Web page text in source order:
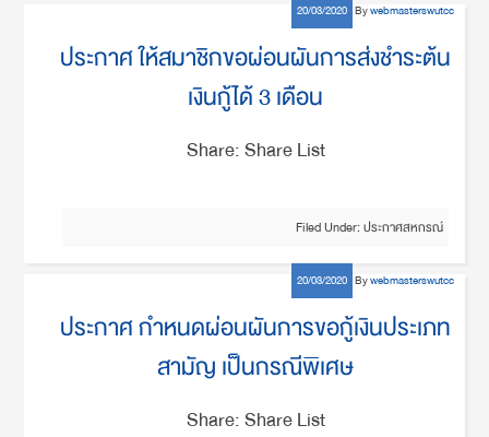
20/03/2020 Bywebmasterswutcc
ประกาศ ให้สมาชิกขอผ่อนผันการส่งชำระต้น
เงินกู้ได้ 3 เดือน
Share: Share List
Filed Under:ประกาศสหกรณ์
20/03/2020 Bywebmasterswutcc
ประกาศ กำหนดผ่อนผันการขอกู้เงินประเภท
สามัญ เป็นกรณีพิเศษ
Share: Share List